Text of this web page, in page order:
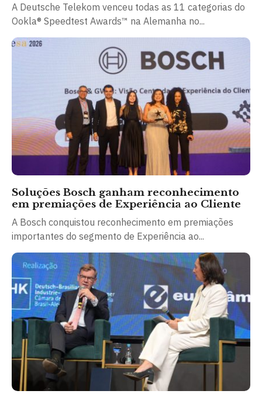
A Deutsche Telekom venceu todas as 11 categorias do
Ookla® Speedtest Awards™ na Alemanha no...
Soluções Bosch ganham reconhecimento
em premiações de Experiência ao Cliente
A Bosch conquistou reconhecimento em premiações
importantes do segmento de Experiência ao...